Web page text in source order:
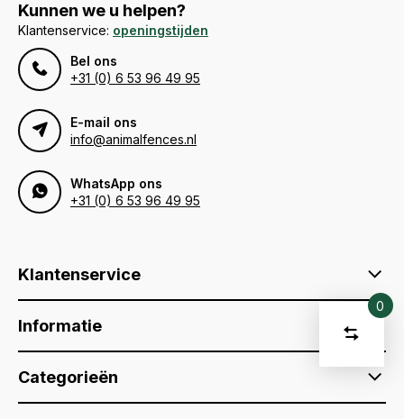
Kunnen we u helpen?
Klantenservice: openingstijden
Bel ons
+31 (0) 6 53 96 49 95
E-mail ons
info@animalfences.nl
WhatsApp ons
+31 (0) 6 53 96 49 95
Klantenservice
Informatie
Categorieën
0
Vergelijk
Verwijder
U
geen
Start